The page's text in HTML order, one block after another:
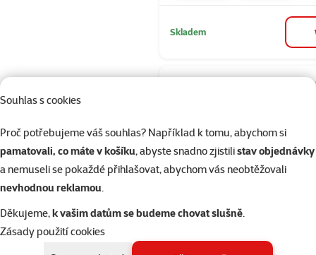
Souhlas s cookies
Proč potřebujeme váš souhlas? Například k tomu, abychom si
pamatovali, co máte v košíku, abyste snadno zjistilistav objednávky
a nemuseli se pokaždé přihlašovat, abychom vás neobtěžovali
nevhodnou reklamou.
Děkujeme,k vašim datům se budeme chovat slušně.
Zásady použití cookies
Skladem
Původní cena
169 Kč
Cena
124 Kč
👍 TOP cena